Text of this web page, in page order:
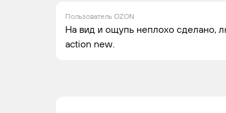
Пользователь OZON
На вид и ощупь неплохо сделано,
action new.